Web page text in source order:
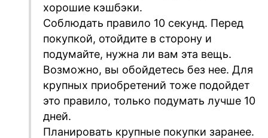
хорошие кэшбэки.
Соблюдать правило 10 секунд. Перед
покупкой, отойдите в сторону и
подумайте, нужна ли вам эта вещь.
Возможно, вы обойдетесь без нее. Для
крупных приобретений тоже подойдет
это правило, только подумать лучше 10
дней.
Планировать крупные покупки заранее.